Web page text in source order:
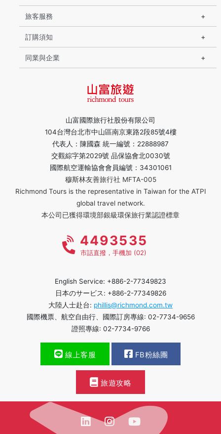
山富國際旅行社股份有限公司
104台灣台北市中山區南京東路2段85號4樓
代表人：陳國森 統一編號：22888987
交觀綜字第2029號 品保協會北0030號
國際航空運輸協會會員編號：34301061
穆斯林友善旅行社 MFTA-005
Richmond Tours is the representative in Taiwan for the ATPI
global travel network.
本公司已獲得環境部銀級環保旅行業認證標章
旅客服務
訂購須知
同業與企業
4493535
市話直撥，手機加 (02)
English Service: +886-2-77349823
日本のサービス: +886-2-77349826
大陸人士赴台: phillis@richmond.com.tw
國際機票、航空自由行、國際訂房專線: 02-7734-9656
證照專線: 02-7734-9766
線上客服 FB粉絲團
旅遊攻略